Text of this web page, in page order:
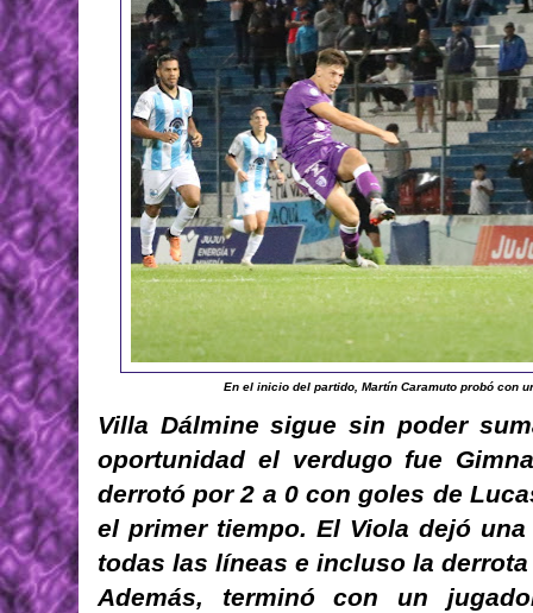
En el inicio del partido, Martín Caramuto probó con
Villa Dálmine sigue sin poder
oportunidad el verdugo fue
derrotó por 2 a 0 con goles de
el primer tiempo. El Viola dejó
todas las líneas e incluso la
Además, terminó con un